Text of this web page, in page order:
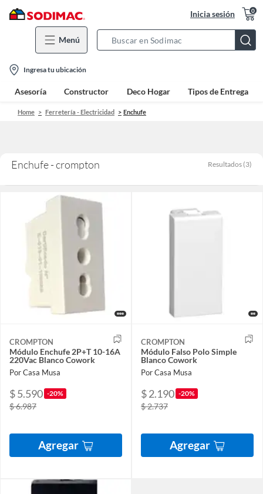
Inicia sesión 0
Menú
Bar
location-
icon
Ingresa tu ubicación
Asesoría Constructor Deco Hogar Tipos de Entrega
Home Ferretería - Electricidad Enchufe
Enchufe - crompton Resultados (3)
CROMPTON
Módulo Enchufe 2P+T 10-16A
220Vac Blanco Cowork
Por Casa Musa
$ 5.590 -20%
$ 6.987
Agregar
CROMPTON
Módulo Falso Polo Simple
Blanco Cowork
Por Casa Musa
$ 2.190 -20%
$ 2.737
Agregar